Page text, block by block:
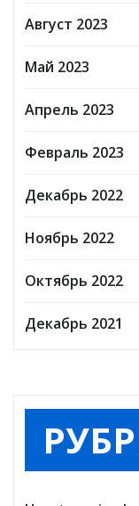
Август 2023
Май 2023
Апрель 2023
Февраль 2023
Декабрь 2022
Ноябрь 2022
Октябрь 2022
Декабрь 2021